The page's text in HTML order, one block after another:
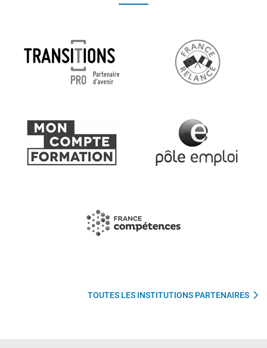
TOUTES LES INSTITUTIONS PARTENAIRES